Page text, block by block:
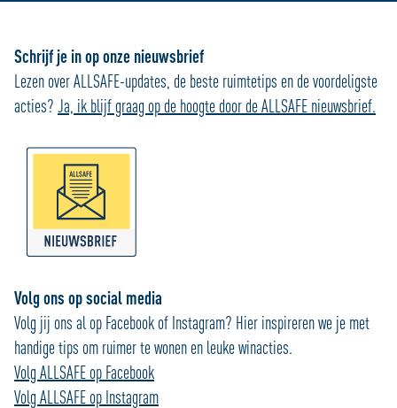
Schrijf je in op onze nieuwsbrief
Lezen over ALLSAFE-updates, de beste ruimtetips en de voordeligste
acties? Ja, ik blijf graag op de hoogte door de ALLSAFE nieuwsbrief.
Volg ons op social media
Volg jij ons al op Facebook of Instagram? Hier inspireren we je met
handige tips om ruimer te wonen en leuke winacties.
Volg ALLSAFE op Facebook
Volg ALLSAFE op Instagram